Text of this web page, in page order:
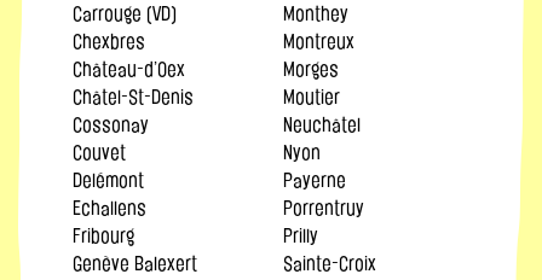
Carrouge (VD)
Chexbres
Château-d’Oex
Châtel-St-Denis
Cossonay
Couvet
Delémont
Echallens
Fribourg
Genève Balexert
Monthey
Montreux
Morges
Moutier
Neuchâtel
Nyon
Payerne
Porrentruy
Prilly
Sainte-Croix